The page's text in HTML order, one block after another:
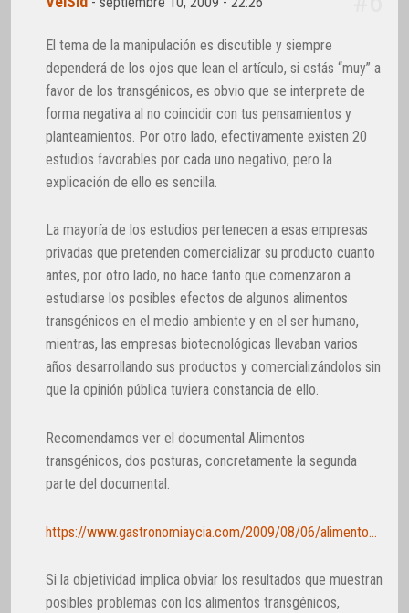
El tema de la manipulación es discutible y siempre
dependerá de los ojos que lean el artículo, si estás “muy” a
favor de los transgénicos, es obvio que se interprete de
forma negativa al no coincidir con tus pensamientos y
planteamientos. Por otro lado, efectivamente existen 20
estudios favorables por cada uno negativo, pero la
explicación de ello es sencilla.
La mayoría de los estudios pertenecen a esas empresas
privadas que pretenden comercializar su producto cuanto
antes, por otro lado, no hace tanto que comenzaron a
estudiarse los posibles efectos de algunos alimentos
transgénicos en el medio ambiente y en el ser humano,
mientras, las empresas biotecnológicas llevaban varios
años desarrollando sus productos y comercializándolos sin
que la opinión pública tuviera constancia de ello.
Recomendamos ver el documental Alimentos
transgénicos, dos posturas, concretamente la segunda
parte del documental.
https://www.gastronomiaycia.com/2009/08/06/alimentos-transgenicos-dos-posturas-ii/
Si la objetividad implica obviar los resultados que muestran
posibles problemas con los alimentos transgénicos,